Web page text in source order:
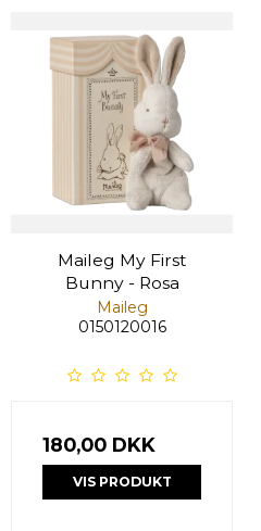
Maileg My First
Bunny - Rosa
Maileg
0150120016
180,00 DKK
VIS PRODUKT